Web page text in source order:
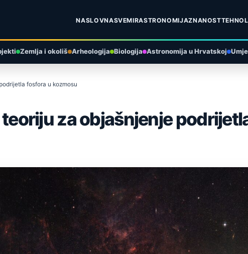
NASLOVNASVEMIRASTRONOMIJAZNANOST
Zemlja i okoliš Arheologija Biologija Astronomija u Hrvatskoj
fosfora u kozmosu
za objašnjenje